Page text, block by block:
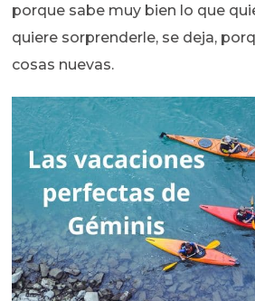
porque sabe muy bien lo que
quiere sorprenderle, se deja,
cosas nuevas.